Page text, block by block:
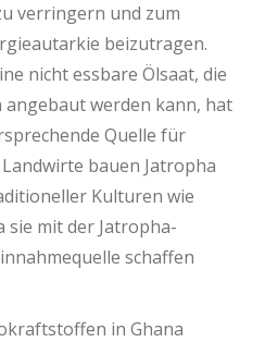
verringern und zum
beizutragen.
nicht essbare Ölsaat, die
angebaut werden kann, hat
Quelle für
bauen Jatropha
Kulturen wie
sie mit der Jatropha-
schaffen
in Ghana